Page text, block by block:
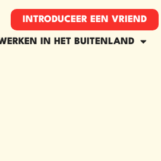
INTRODUCEER EEN VRIEND​
IN HET BUITENLAND